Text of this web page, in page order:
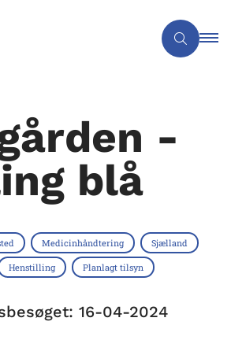
-
blå
Medicinhåndtering Sjælland
Henstilling Planlagt tilsyn
16-04-2024